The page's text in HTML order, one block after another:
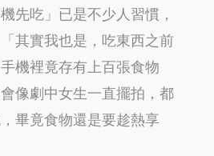
先吃」已是不少人習慣，
其實我也是，吃東西之前
機裡竟存有上百張食物
像劇中女生一直擺拍，都
畢竟食物還是要趁熱享